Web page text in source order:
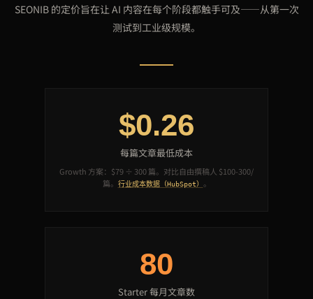
SEONIB 的定价旨在让 AI 内容在每个阶段都触手可及——从第一次
测试到工业级规模。
$0.26
每篇文章最低成本
Growth 方案：$79 ÷ 300 篇。对比自由撰稿人 $100-300/
篇。
行业成本数据（HubSpot） 。
80
Starter 每月文章数